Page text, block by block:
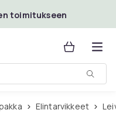
toimitukseen
Elintarvikkeet